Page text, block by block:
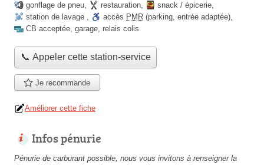
gonflage de pneu, restauration, snack / épicerie,
station de lavage , accès PMR (parking, entrée adaptée),
CB acceptée, garage, relais colis
📞 Appeler cette station-service
Je recommande
Améliorer cette fiche
Infos pénurie
Pénurie de carburant possible, nous vous invitons à renseigner la